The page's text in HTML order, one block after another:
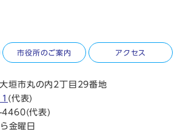
市役所のご案内 アクセス
垣市丸の内2丁目29番地
(代表)
4460(代表)
金曜日